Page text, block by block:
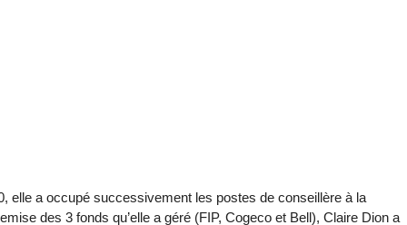
elle a occupé successivement les postes de conseillère à la
des 3 fonds qu’elle a géré (FIP, Cogeco et Bell), Claire Dion a